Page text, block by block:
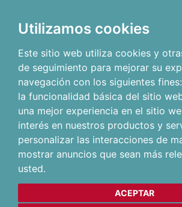
Utilizamos cookies
Este sitio web utiliza cookies y
de seguimiento para mejorar su
navegación con los siguientes fines:
la funcionalidad básica del sitio
una mejor experiencia en el sitio
interés en nuestros productos y
personalizar las interacciones de
mostrar anuncios que sean más
usted.
ACEPTAR